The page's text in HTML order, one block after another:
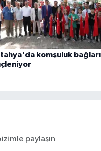
komşuluk bağları